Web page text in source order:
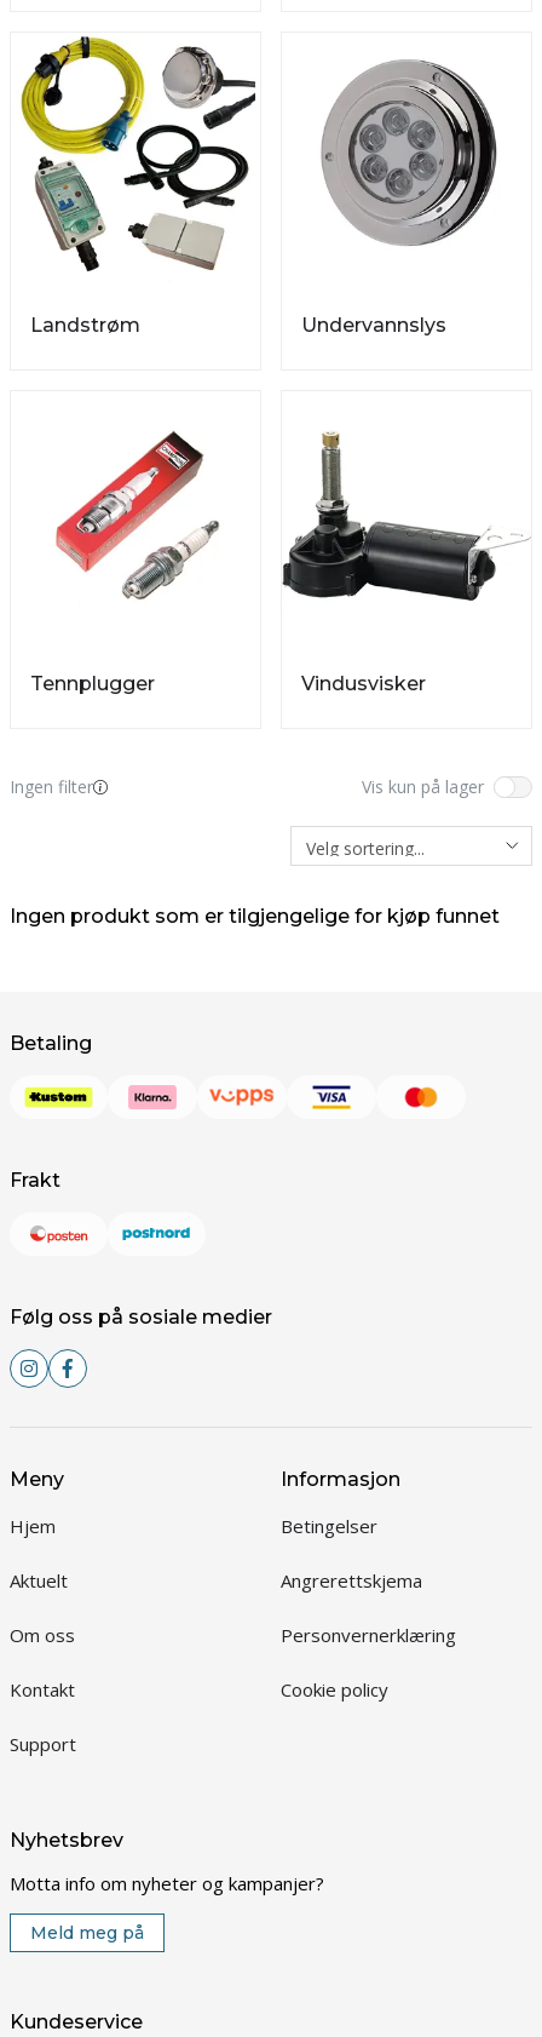
Landstrøm Undervannslys
Tennplugger Vindusvisker
Ingen filter Vis kun på lager
Ingen produkt som er tilgjengelige for kjøp funnet
Betaling
Frakt
Følg oss på sosiale medier
Meny
Hjem
Aktuelt
Om oss
Kontakt
Support
Informasjon
Betingelser
Angrerettskjema
Personvernerklæring
Cookie policy
Nyhetsbrev
Motta info om nyheter og kampanjer?
Meld meg på
Kundeservice